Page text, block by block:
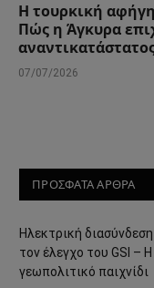
Η τουρκική
Πώς η Άγκυρα
07/07/2026
ΠΡΟΣΦΑΤΑ ΑΡΘΡΑ
Ηλεκτρική
τον έλεγχο του GSI –
γεωπολιτικό παιχνίδι